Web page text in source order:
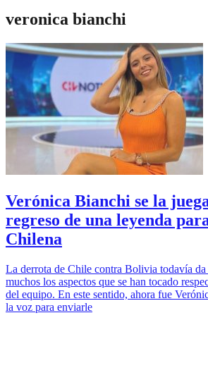
veronica bianchi
Verónica Bianchi se la
regreso de una leyenda
Chilena
La derrota de Chile contra Bolivia todavía
muchos los aspectos que se han tocado
del equipo. En este sentido, ahora fue
la voz para enviarle